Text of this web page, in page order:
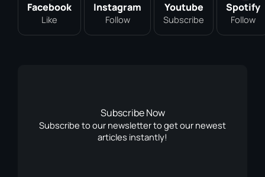
Facebook
Like
Instagram
Follow
Youtube
Subscribe
Spotify
Follow
Subscribe Now
Subscribe to our newsletter to get our newest
articles instantly!